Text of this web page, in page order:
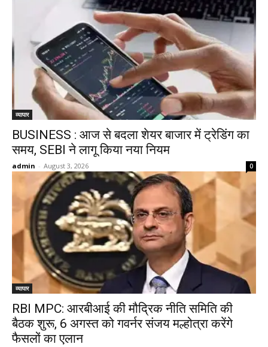
व्यापार
BUSINESS : आज से बदला शेयर बाजार में ट्रेडिंग का
समय, SEBI ने लागू किया नया नियम
admin - August 3, 2026 0
व्यापार
RBI MPC: आरबीआई की मौद्रिक नीति समिति की
बैठक शुरू, 6 अगस्त को गवर्नर संजय मल्होत्रा करेंगे
फैसलों का एलान